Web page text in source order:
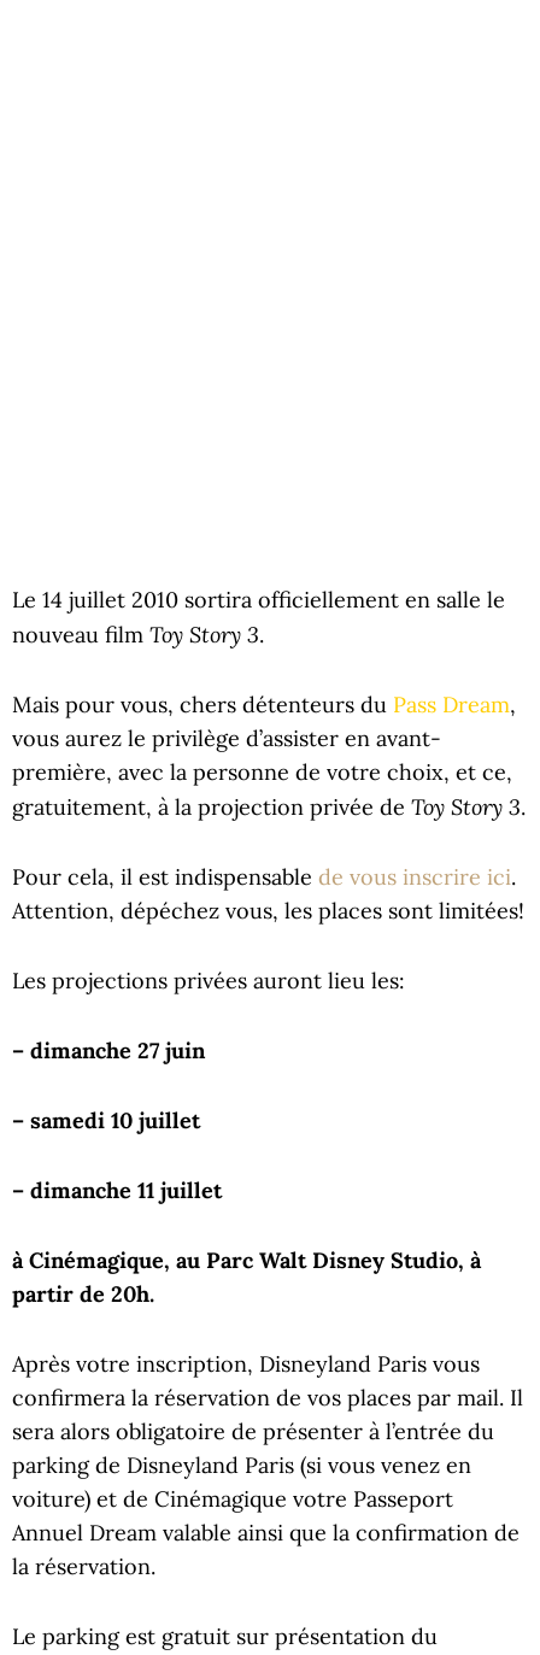
Le 14 juillet 2010 sortira officiellement en salle le
nouveau film Toy Story 3.
Mais pour vous, chers détenteurs du Pass Dream,
vous aurez le privilège d’assister en avant-
première, avec la personne de votre choix, et ce,
gratuitement, à la projection privée de Toy Story 3.
Pour cela, il est indispensable de vous inscrire ici.
Attention, dépéchez vous, les places sont limitées!
Les projections privées auront lieu les:
– dimanche 27 juin
– samedi 10 juillet
– dimanche 11 juillet
à Cinémagique, au Parc Walt Disney Studio, à
partir de 20h.
Après votre inscription, Disneyland Paris vous
confirmera la réservation de vos places par mail. Il
sera alors obligatoire de présenter à l’entrée du
parking de Disneyland Paris (si vous venez en
voiture) et de Cinémagique votre Passeport
Annuel Dream valable ainsi que la confirmation de
la réservation.
Le parking est gratuit sur présentation du